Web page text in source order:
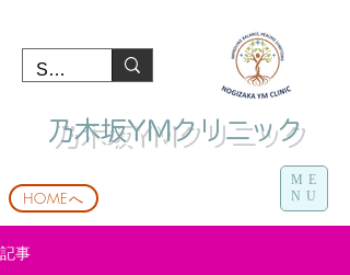
​ 乃木坂YMクリニック
HOMEへ
ME
NU
記事